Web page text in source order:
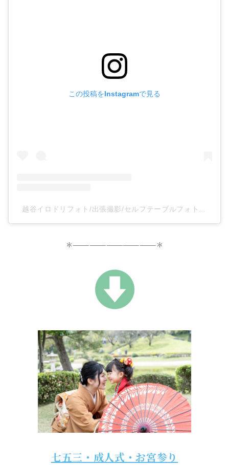
この投稿をInstagramで見る
＊———————————————＊
七五三・成人式・お宮参り